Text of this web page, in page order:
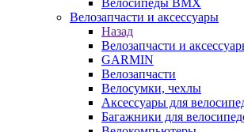
Велосипеды BMX
Велозапчасти и аксессуары
Назад
Велозапчасти и
GARMIN
Велозапчасти
Велосумки, чехлы
Аксессуары для
Багажники для